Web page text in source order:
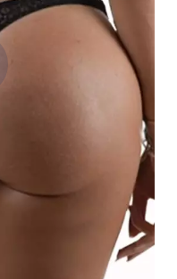
та вводиться в
(сідниці, груди).